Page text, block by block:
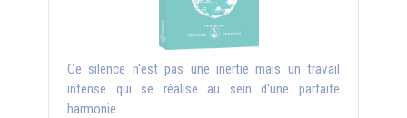
Ce silence n'est pas une inertie mais un travail
intense qui se réalise au sein d'une parfaite
harmonie.